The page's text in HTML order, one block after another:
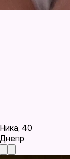
Ника, 40
Днепр